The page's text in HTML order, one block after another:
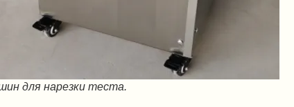
для нарезки теста.